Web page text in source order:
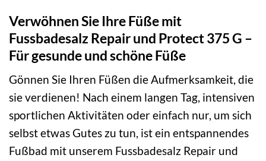
Verwöhnen Sie Ihre Füße mit
Fussbadesalz Repair und Protect 375 G –
Für gesunde und schöne Füße
Gönnen Sie Ihren Füßen die Aufmerksamkeit, die
sie verdienen! Nach einem langen Tag, intensiven
sportlichen Aktivitäten oder einfach nur, um sich
selbst etwas Gutes zu tun, ist ein entspannendes
Fußbad mit unserem Fussbadesalz Repair und